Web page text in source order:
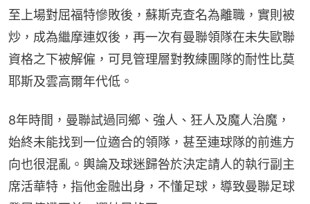
至上場對屈福特慘敗後，蘇斯克查名為離職，實則被
炒，成為繼摩連奴後，再一次有曼聯領隊在未失歐聯
資格之下被解僱，可見管理層對教練團隊的耐性比莫
耶斯及雲高爾年代低。
8年時間，曼聯試過同鄉、強人、狂人及魔人治魔，
始終未能找到一位適合的領隊，甚至連球隊的前進方
向也很混亂。輿論及球迷歸咎於決定請人的執行副主
席活華特，指他金融出身，不懂足球，導致曼聯足球